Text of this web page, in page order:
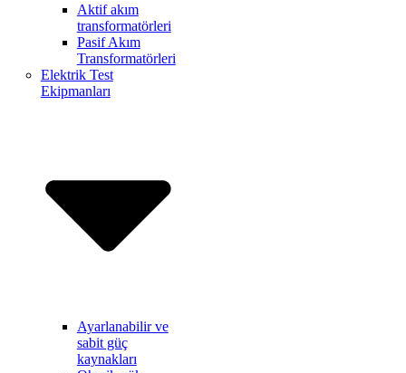
Aktif akım
transformatörleri
Pasif Akım
Transformatörleri
Elektrik Test
Ekipmanları
Ayarlanabilir ve
sabit güç
kaynakları